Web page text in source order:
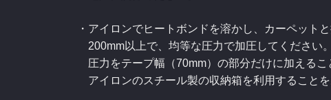
・アイロンでヒートボンドを溶かし、カーペット
200mm以上で、均等な圧力で加圧してください。
圧力をテープ幅（70mm）の部分だけに加えるこ
アイロンのスチール製の収納箱を利用することを